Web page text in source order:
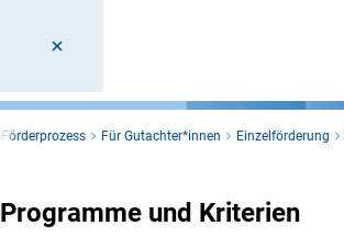
Für Gutachter*innen Einzelförderung
Programme und Kriterien